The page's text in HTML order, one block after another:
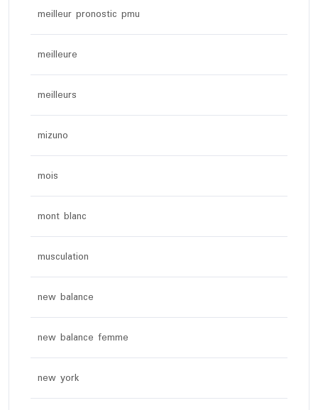
meilleur pronostic pmu
meilleure
meilleurs
mizuno
mois
mont blanc
musculation
new balance
new balance femme
new york